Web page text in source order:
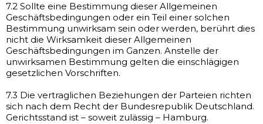
7.2 Sollte eine Bestimmung dieser Allgemeinen
Geschäftsbedingungen oder ein Teil einer solchen
Bestimmung unwirksam sein oder werden, berührt dies
nicht die Wirksamkeit dieser Allgemeinen
Geschäftsbedingungen im Ganzen. Anstelle der
unwirksamen Bestimmung gelten die einschlägigen
gesetzlichen Vorschriften.
7.3 Die vertraglichen Beziehungen der Parteien richten
sich nach dem Recht der Bundesrepublik Deutschland.
Gerichtsstand ist – soweit zulässig – Hamburg.